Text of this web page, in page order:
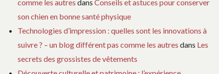
comme les autres dans Conseils et astuces pour conserver
son chien en bonne santé physique
Technologies d’impression : quelles sont les innovations à
suivre ? – un blog différent pas comme les autres dans Les
secrets des grossistes de vêtements